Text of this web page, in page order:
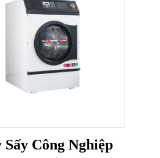
Sấy Công Nghiệp